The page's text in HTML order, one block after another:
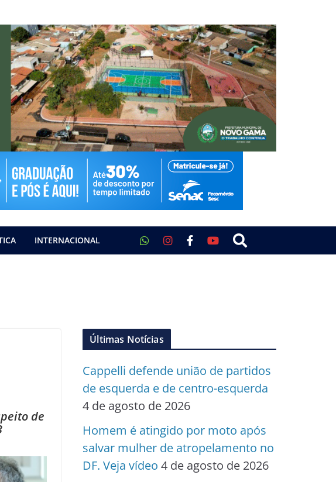
INTERNACIONAL
de
Últimas Notícias
Cappelli defende união de partidos
de esquerda e de centro-esquerda
4 de agosto de 2026
Homem é atingido por moto após
salvar mulher de atropelamento no
DF. Veja vídeo 4 de agosto de 2026